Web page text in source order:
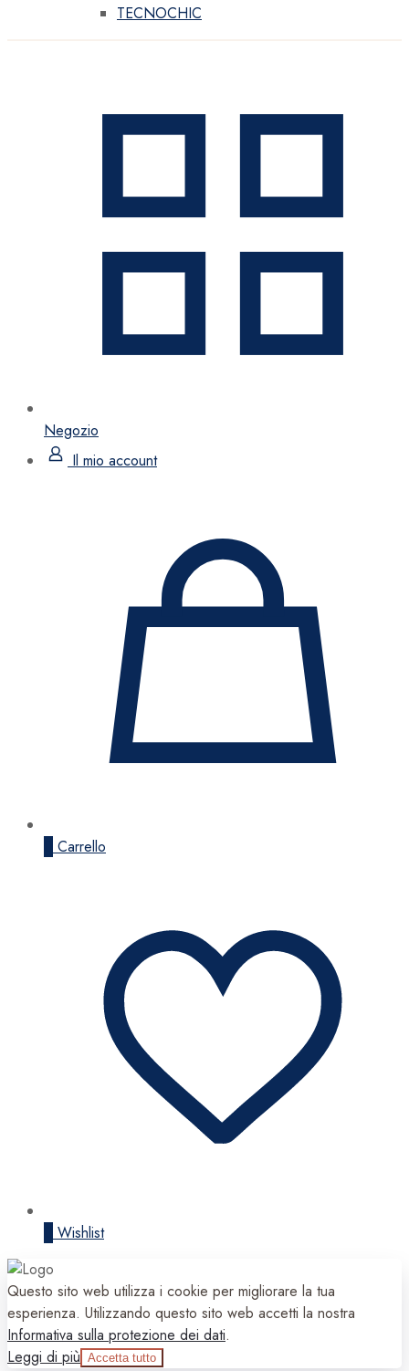
TECNOCHIC
Negozio
Il mio account
Carrello
Wishlist
Questo sito web utilizza i cookie per migliorare la tua
esperienza. Utilizzando questo sito web accetti la nostra
Informativa sulla protezione dei dati.
Leggi di più Accetta tutto